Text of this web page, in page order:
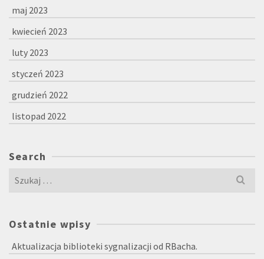
maj 2023
kwiecień 2023
luty 2023
styczeń 2023
grudzień 2022
listopad 2022
Search
Szukaj
Ostatnie wpisy
Aktualizacja biblioteki sygnalizacji od RBacha.